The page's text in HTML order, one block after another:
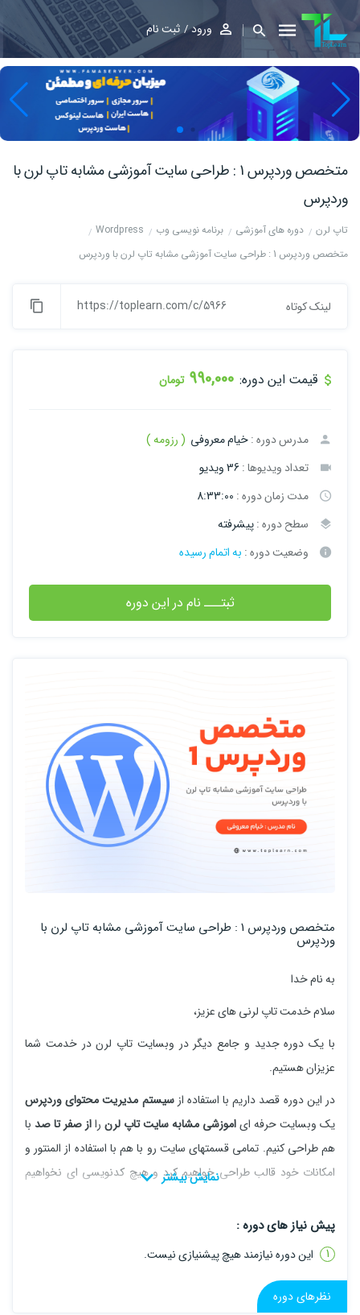
ورود ثبت نام
متخصص وردپرس 1 : طراحی سایت آموزشی مشابه تاپ لرن با
وردپرس
تاپ لرن دوره های آموزشی برنامه نویسی وب
Wordpress
متخصص وردپرس 1 : طراحی سایت آموزشی مشابه تاپ لرن با وردپرس
لینک کوتاه https://toplearn.com/c/5966
قیمت این دوره: 990,000 تومان
مدرس دوره :خیام معروفی ( رزومه )
تعداد ویدیوها : 36 ویدیو
مدت زمان دوره : 8:33:00
سطح دوره :پیشرفته
وضعیت دوره : به اتمام رسیده
ثبتـــ نام در این دوره
متخصص وردپرس 1 : طراحی سایت آموزشی مشابه تاپ لرن با
وردپرس
به نام خدا
سلام خدمت تاپ لرنی های عزیز،
با یک دوره جدید و جامع دیگر در وبسایت تاپ لرن در خدمت شما
عزیزان هستیم.
در این دوره قصد داریم با استفاده ازسیستم مدیریت محتوای وردپرس
یک وبسایت حرفه ایاموزشی مشابه سایت تاپ لرن رااز صفر تا صد با
هم طراحی کنیم. تمامی قسمتهای سایت رو با هم با استفاده از المنتور و
امکانات خود قالب طراحی خواهیم کرد و هیچ کدنویسی ای نخواهیم
در ابتدا سایت را روی لوکال هاست طراحی میکنیم و در انتها که سایت
اماده شد، سایت رو روی هاست واقعی قرار میدیم و به
متصل میکنیم.در طول دوره، سایت رو به
چون یک مبحثی هست که خیلی از دوستان مشکل دارند.
پیش نیاز های دوره :
این دوره نیازمند هیچ پیشنیازی نیست.
نظرهای دوره